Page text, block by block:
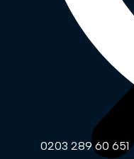
0203 289 60 651